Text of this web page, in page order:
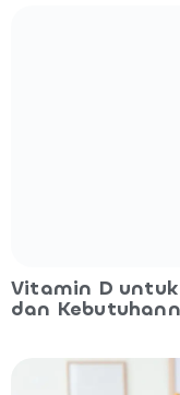
Vitamin D
dan